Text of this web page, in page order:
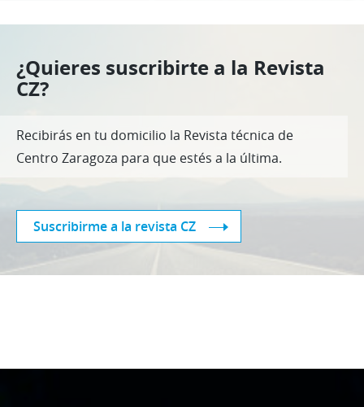
¿Quieres suscribirte a la Revista
CZ?
Recibirás en tu domicilio la Revista técnica de
Centro Zaragoza para que estés a la última.
Suscribirme a la revista CZ